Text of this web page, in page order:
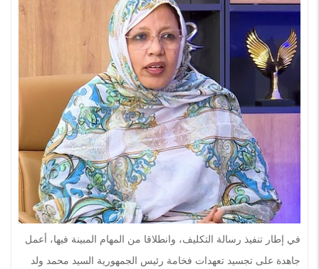
في إطار تنفيذ رسالة التكليف، وانطلاقا من المهام المبينة فيها، أعمل
جاهدة على تجسيد تعهدات فخامة رئيس الجمهورية السيد محمد ولد